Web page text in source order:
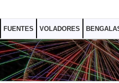
FUENTES VOLADORES